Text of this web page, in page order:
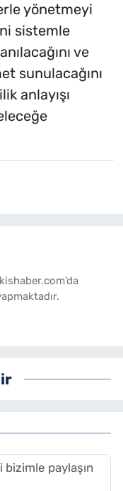
yönetmeyi
sistemle
ve
sunulacağını
anlayışı